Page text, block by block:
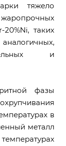
тяжело
20%Ni, таких
и
фазы
в
металл